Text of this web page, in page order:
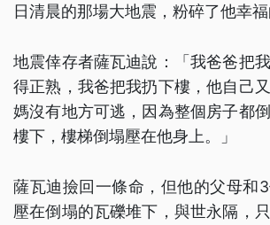
日清晨的那場大地震，粉碎了他幸福
地震倖存者薩瓦迪說：「我爸爸把
得正熟，我爸把我扔下樓，他自己
媽沒有地方可逃，因為整個房子都
樓下，樓梯倒塌壓在他身上。」
薩瓦迪撿回一條命，但他的父母和
壓在倒塌的瓦礫堆下，與世永隔，